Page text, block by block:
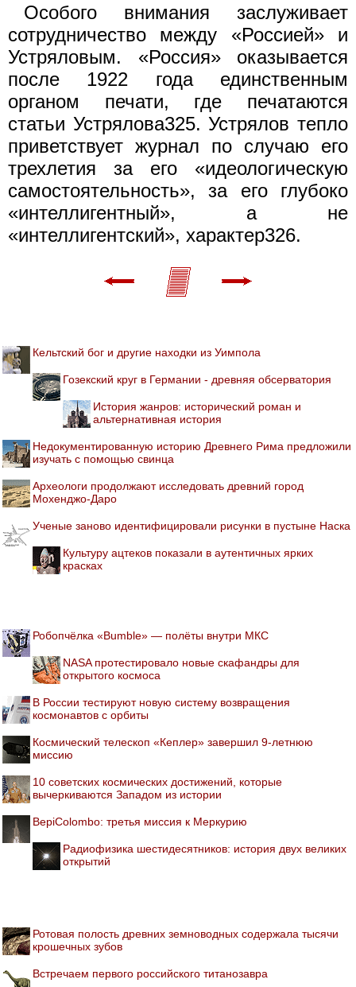
Особого внимания заслуживает
сотрудничество между «Россией» и
Устряловым. «Россия» оказывается
после 1922 года единственным
органом печати, где печатаются
статьи Устрялова325. Устрялов тепло
приветствует журнал по случаю его
трехлетия за его «идеологическую
самостоятельность», за его глубоко
«интеллигентный», а не
«интеллигентский», характер326.
Кельтский бог и другие находки из Уимпола
Гозекский круг в Германии - древняя обсерватория
История жанров: исторический роман и
альтернативная история
Недокументированную историю Древнего Рима предложили
изучать с помощью свинца
Археологи продолжают исследовать древний город
Мохенджо-Даро
Ученые заново идентифицировали рисунки в пустыне Наска
Культуру ацтеков показали в аутентичных ярких
красках
Робопчёлка «Bumble» — полёты внутри МКС
NASA протестировало новые скафандры для
открытого космоса
В России тестируют новую систему возвращения
космонавтов с орбиты
Космический телескоп «Кеплер» завершил 9-летнюю
миссию
10 советских космических достижений, которые
вычеркиваются Западом из истории
BepiColombo: третья миссия к Меркурию
Радиофизика шестидесятников: история двух великих
открытий
Ротовая полость древних земноводных содержала тысячи
крошечных зубов
Встречаем первого российского титанозавра